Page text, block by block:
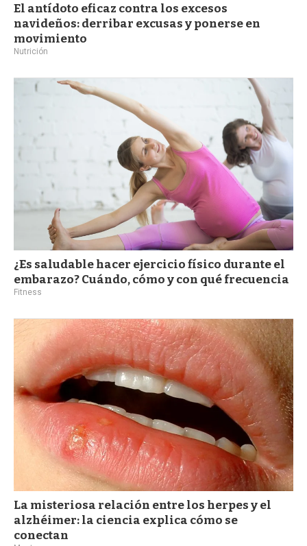
El antídoto eficaz contra los excesos
navideños: derribar excusas y ponerse en
movimiento
Nutrición
¿Es saludable hacer ejercicio físico durante el
embarazo? Cuándo, cómo y con qué frecuencia
Fitness
La misteriosa relación entre los herpes y el
alzhéimer: la ciencia explica cómo se
conectan